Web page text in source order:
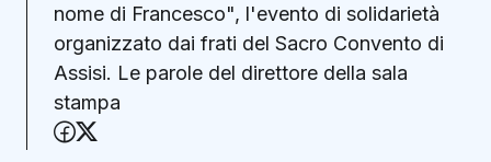
nome di Francesco", l'evento di solidarietà
organizzato dai frati del Sacro Convento di
Assisi. Le parole del direttore della sala
stampa
Condividi su Facebook